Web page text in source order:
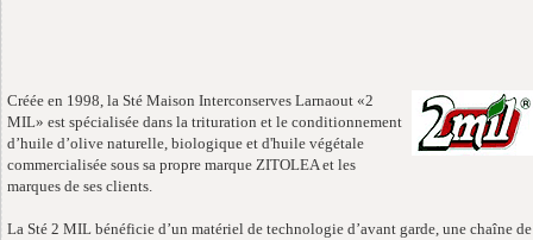
Créée en 1998, la Sté Maison Interconserves Larnaout «2
MIL» est spécialisée dans la trituration et le conditionnement
d’huile d’olive naturelle, biologique et d'huile végétale
commercialisée sous sa propre marque ZITOLEA et les
marques de ses clients.
La Sté 2 MIL bénéficie d’un matériel de technologie d’avant garde, une chaîne de